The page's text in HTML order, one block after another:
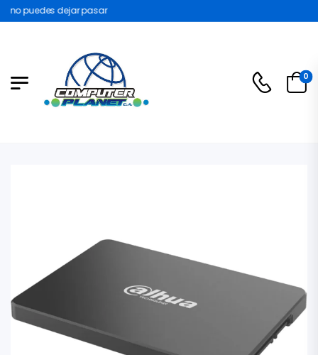
puedes dejar pasar
0